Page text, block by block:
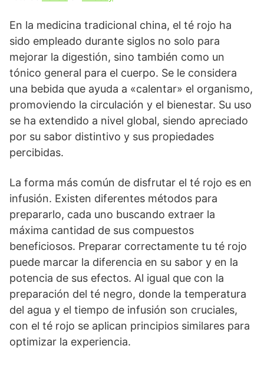
En la medicina tradicional china, el té rojo ha
sido empleado durante siglos no solo para
mejorar la digestión, sino también como un
tónico general para el cuerpo. Se le considera
una bebida que ayuda a «calentar» el organismo,
promoviendo la circulación y el bienestar. Su uso
se ha extendido a nivel global, siendo apreciado
por su sabor distintivo y sus propiedades
percibidas.
La forma más común de disfrutar el té rojo es en
infusión. Existen diferentes métodos para
prepararlo, cada uno buscando extraer la
máxima cantidad de sus compuestos
beneficiosos. Preparar correctamente tu té rojo
puede marcar la diferencia en su sabor y en la
potencia de sus efectos. Al igual que con la
preparación del té negro, donde la temperatura
del agua y el tiempo de infusión son cruciales,
con el té rojo se aplican principios similares para
optimizar la experiencia.